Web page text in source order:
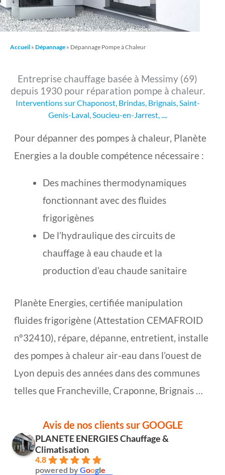
Accueil » Dépannage » Dépannage Pompe à Chaleur
Entreprise chauffage basée à Messimy (69)
depuis 1930 pour réparation pompe à chaleur.
Interventions sur Chaponost, Brindas, Brignais, Saint-
Genis-Laval, Soucieu-en-Jarrest, ....
Pour dépanner des pompes à chaleur, Planète
Energies a la double compétence nécessaire :
Des machines thermodynamiques
fonctionnant avec des fluides
frigorigènes
De l’hydraulique des circuits de
chauffage à eau chaude et la
production d’eau chaude sanitaire
Planète Energies, certifiée manipulation
fluides frigorigène (Attestation CEMAFROID
n°32410), répare, dépanne, entretient, installe
des pompes à chaleur air-eau dans l’ouest de
Lyon depuis des années dans des communes
telles que Francheville, Craponne, Brignais …
Avis de nos clients sur GOOGLE
PLANETE ENERGIES Chauffage &
Climatisation
4.8
powered byGoogle